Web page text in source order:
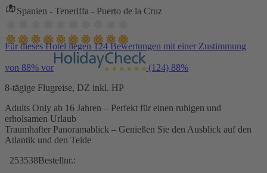
Spanien - Teneriffa - Puerto de la Cruz
Für dieses Hotel liegen 124 Bewertungen mit einer Zustimmung
von 88% vor (124) 88%
8-tägige Flugreise, DZ inkl. HP
Adults Only ab 16 Jahren – Perfekt für einen ruhigen und
erholsamen Urlaub
Traumhafter Panoramablick – Genießen Sie den Ausblick auf den
Atlantik und den Teide
253538Bestellnr.: